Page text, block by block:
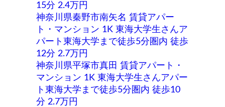
15分 2.4万円
神奈川県秦野市南矢名 賃貸アパー
ト・マンション 1K 東海大学生さんア
パート東海大学まで徒歩5分圏内 徒歩
12分 2.7万円
神奈川県平塚市真田 賃貸アパート・
マンション 1K 東海大学生さんアパー
ト東海大学まで徒歩5分圏内 徒歩10
分 2.7万円